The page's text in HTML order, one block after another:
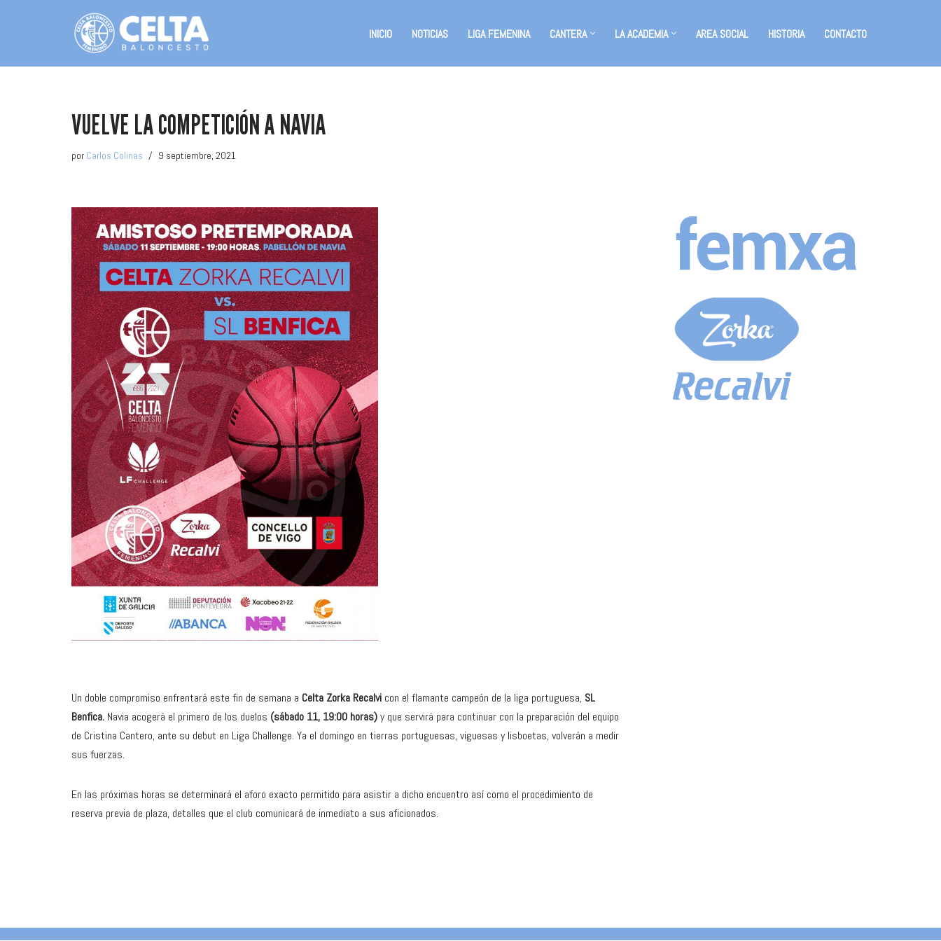
INICIO NOTICIAS LIGA FEMENINA CANTERA LA ACADEMIA AREA SOCIAL HISTORIA CONTACTO
VUELVE LA COMPETICIÓN A NAVIA
por Carlos Colinas 9 septiembre, 2021
Un doble compromiso enfrentará este fin de semana a Celta Zorka Recalvi con el flamante campeón de la liga portuguesa, SL
Benfica. Navia acogerá el primero de los duelos (sábado 11, 19:00 horas)y que servirá para continuar con la preparación del equipo
de Cristina Cantero, ante su debut en Liga Challenge. Ya el domingo en tierras portuguesas, viguesas y lisboetas, volverán a medir
sus fuerzas.
En las próximas horas se determinará el aforo exacto permitido para asistir a dicho encuentro así como el procedimiento de
reserva previa de plaza, detalles que el club comunicará de inmediato a sus aficionados.